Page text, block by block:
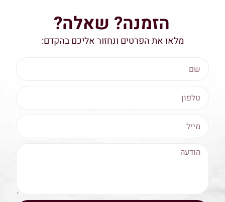
הזמנה? שאלה?
מלאו את הפרטים ונחזור אליכם בהקדם: